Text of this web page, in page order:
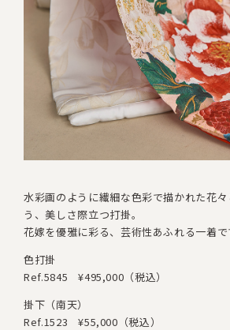
水彩画のように繊細な色彩で描かれた花
う、美しさ際立つ打掛。
花嫁を優雅に彩る、芸術性あふれる一着で
色打掛
Ref.5845
¥495,000（税込）
掛下（南天）
Ref.1523
¥55,000（税込）